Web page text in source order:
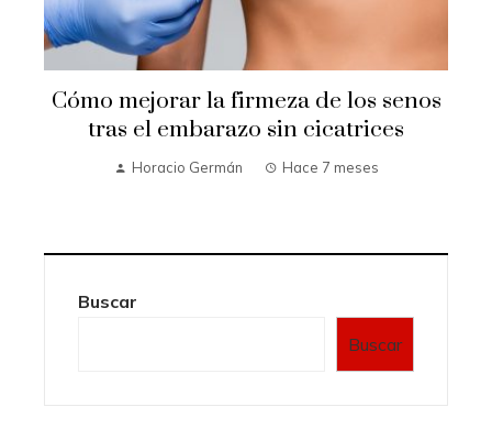
Cómo mejorar la firmeza de los senos
tras el embarazo sin cicatrices
Horacio Germán Hace 7 meses
Buscar
Buscar